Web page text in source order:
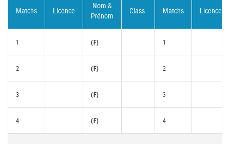
Matchs Licence
Nom &
Prénom
Class. Matchs Licence
1 (F) 1
2 (F) 2
3 (F) 3
4 (F) 4